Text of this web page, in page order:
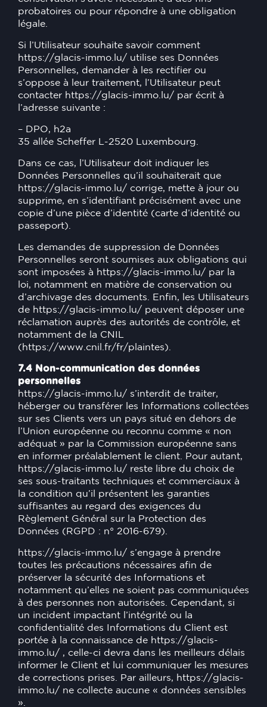
probatoires ou pour répondre à une obligation
légale.
Si l’Utilisateur souhaite savoir comment
https://glacis-immo.lu/ utilise ses Données
Personnelles, demander à les rectifier ou
s’oppose à leur traitement, l’Utilisateur peut
contacter https://glacis-immo.lu/ par écrit à
l’adresse suivante :
– DPO, h2a
35 allée Scheffer L-2520 Luxembourg.
Dans ce cas, l’Utilisateur doit indiquer les
Données Personnelles qu’il souhaiterait que
https://glacis-immo.lu/ corrige, mette à jour ou
supprime, en s’identifiant précisément avec une
copie d’une pièce d’identité (carte d’identité ou
passeport).
Les demandes de suppression de Données
Personnelles seront soumises aux obligations qui
sont imposées à https://glacis-immo.lu/ par la
loi, notamment en matière de conservation ou
d’archivage des documents. Enfin, les Utilisateurs
de https://glacis-immo.lu/ peuvent déposer une
réclamation auprès des autorités de contrôle, et
notamment de la CNIL
(https://www.cnil.fr/fr/plaintes).
7.4 Non-communication des données
personnelles
https://glacis-immo.lu/ s’interdit de traiter,
héberger ou transférer les Informations collectées
sur ses Clients vers un pays situé en dehors de
l’Union européenne ou reconnu comme « non
adéquat » par la Commission européenne sans
en informer préalablement le client. Pour autant,
https://glacis-immo.lu/ reste libre du choix de
ses sous-traitants techniques et commerciaux à
la condition qu’il présentent les garanties
suffisantes au regard des exigences du
Règlement Général sur la Protection des
Données (RGPD : n° 2016-679).
https://glacis-immo.lu/ s’engage à prendre
toutes les précautions nécessaires afin de
préserver la sécurité des Informations et
notamment qu’elles ne soient pas communiquées
à des personnes non autorisées. Cependant, si
un incident impactant l’intégrité ou la
confidentialité des Informations du Client est
portée à la connaissance de https://glacis-
immo.lu/ , celle-ci devra dans les meilleurs délais
informer le Client et lui communiquer les mesures
de corrections prises. Par ailleurs, https://glacis-
immo.lu/ ne collecte aucune « données sensibles
».